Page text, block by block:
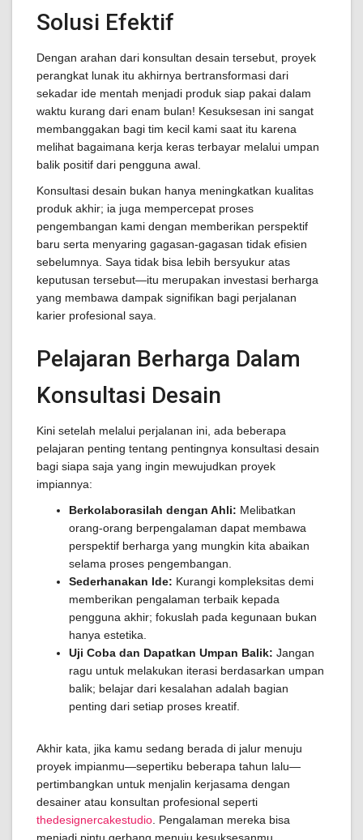
Solusi Efektif
Dengan arahan dari konsultan desain tersebut, proyek
perangkat lunak itu akhirnya bertransformasi dari
sekadar ide mentah menjadi produk siap pakai dalam
waktu kurang dari enam bulan! Kesuksesan ini sangat
membanggakan bagi tim kecil kami saat itu karena
melihat bagaimana kerja keras terbayar melalui umpan
balik positif dari pengguna awal.
Konsultasi desain bukan hanya meningkatkan kualitas
produk akhir; ia juga mempercepat proses
pengembangan kami dengan memberikan perspektif
baru serta menyaring gagasan-gagasan tidak efisien
sebelumnya. Saya tidak bisa lebih bersyukur atas
keputusan tersebut—itu merupakan investasi berharga
yang membawa dampak signifikan bagi perjalanan
karier profesional saya.
Pelajaran Berharga Dalam
Konsultasi Desain
Kini setelah melalui perjalanan ini, ada beberapa
pelajaran penting tentang pentingnya konsultasi desain
bagi siapa saja yang ingin mewujudkan proyek
impiannya:
Berkolaborasilah dengan Ahli: Melibatkan
orang-orang berpengalaman dapat membawa
perspektif berharga yang mungkin kita abaikan
selama proses pengembangan.
Sederhanakan Ide: Kurangi kompleksitas demi
memberikan pengalaman terbaik kepada
pengguna akhir; fokuslah pada kegunaan bukan
hanya estetika.
Uji Coba dan Dapatkan Umpan Balik: Jangan
ragu untuk melakukan iterasi berdasarkan umpan
balik; belajar dari kesalahan adalah bagian
penting dari setiap proses kreatif.
Akhir kata, jika kamu sedang berada di jalur menuju
proyek impianmu—sepertiku beberapa tahun lalu—
pertimbangkan untuk menjalin kerjasama dengan
desainer atau konsultan profesional seperti
thedesignercakestudio . Pengalaman mereka bisa